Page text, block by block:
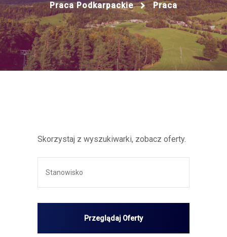
Praca Podkarpackie Praca
Skorzystaj z wyszukiwarki, zobacz oferty.